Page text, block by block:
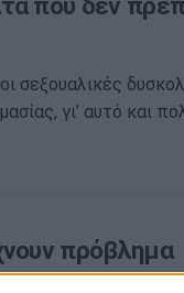
που δεν
σεξουαλικές
γι’ αυτό και
πρόβλημα